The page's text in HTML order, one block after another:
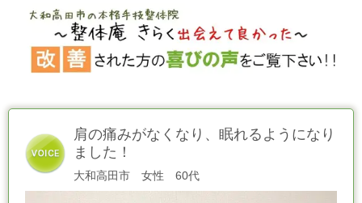
肩の痛みがなくなり、眠れるようになり
ました！
大和高田市 女性 60代